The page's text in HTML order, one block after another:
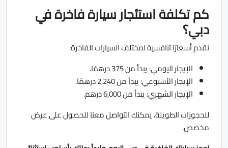
كم تكلفة استئجار سيارة فاخرة في
دبي؟
نقدم أسعارًا تنافسية لمختلف السيارات الفاخرة:
الإيجار اليومي: يبدأ من 375 درهمًا.
الإيجار الأسبوعي: يبدأ من 2,240 درهمًا.
الإيجار الشهري: يبدأ من 6,000 درهم.
للحجوزات الطويلة، يمكنك التواصل معنا للحصول على عرض
مخصص.